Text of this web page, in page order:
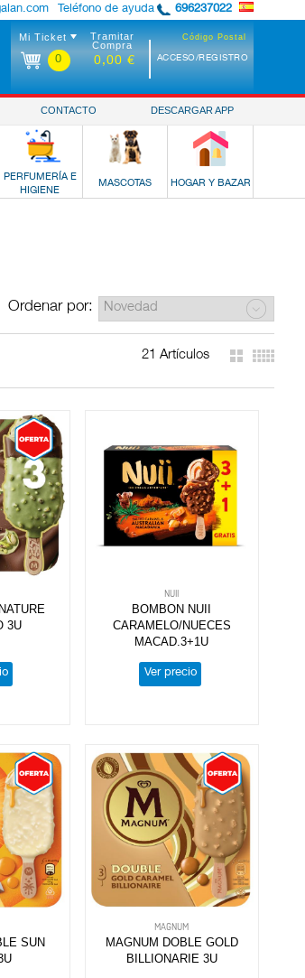
Teléfono de ayuda 696237022
Código Postal
ACCESO/REGISTRO
Mi Ticket
0
Tramitar
Compra
0,00 €
CONTACTO DESCARGAR APP
PERFUMERÍA E
HIGIENE
MASCOTAS HOGAR Y BAZAR
Ordenar por:
21 Artículos
3U
NUII
BOMBON NUII
CARAMELO/NUECES
MACAD.3+1U
Ver precio
SUN
MAGNUM
MAGNUM DOBLE GOLD
BILLIONARIE 3U